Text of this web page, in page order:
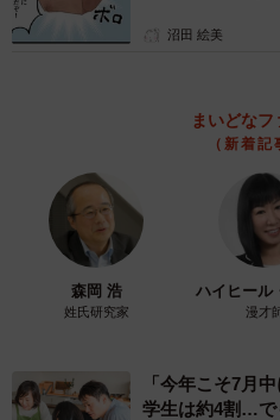
沼田 絵美
まいどなフ
（新着記
森岡 浩
姓氏研究家
ハイヒール
漫才
「今年こそ7月
学生は約4割…